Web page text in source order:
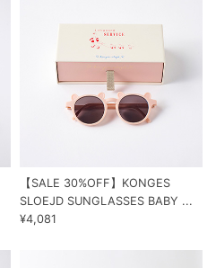
【SALE 30%OFF】KONGES
SLOEJD SUNGLASSES BABY ...
¥4,081